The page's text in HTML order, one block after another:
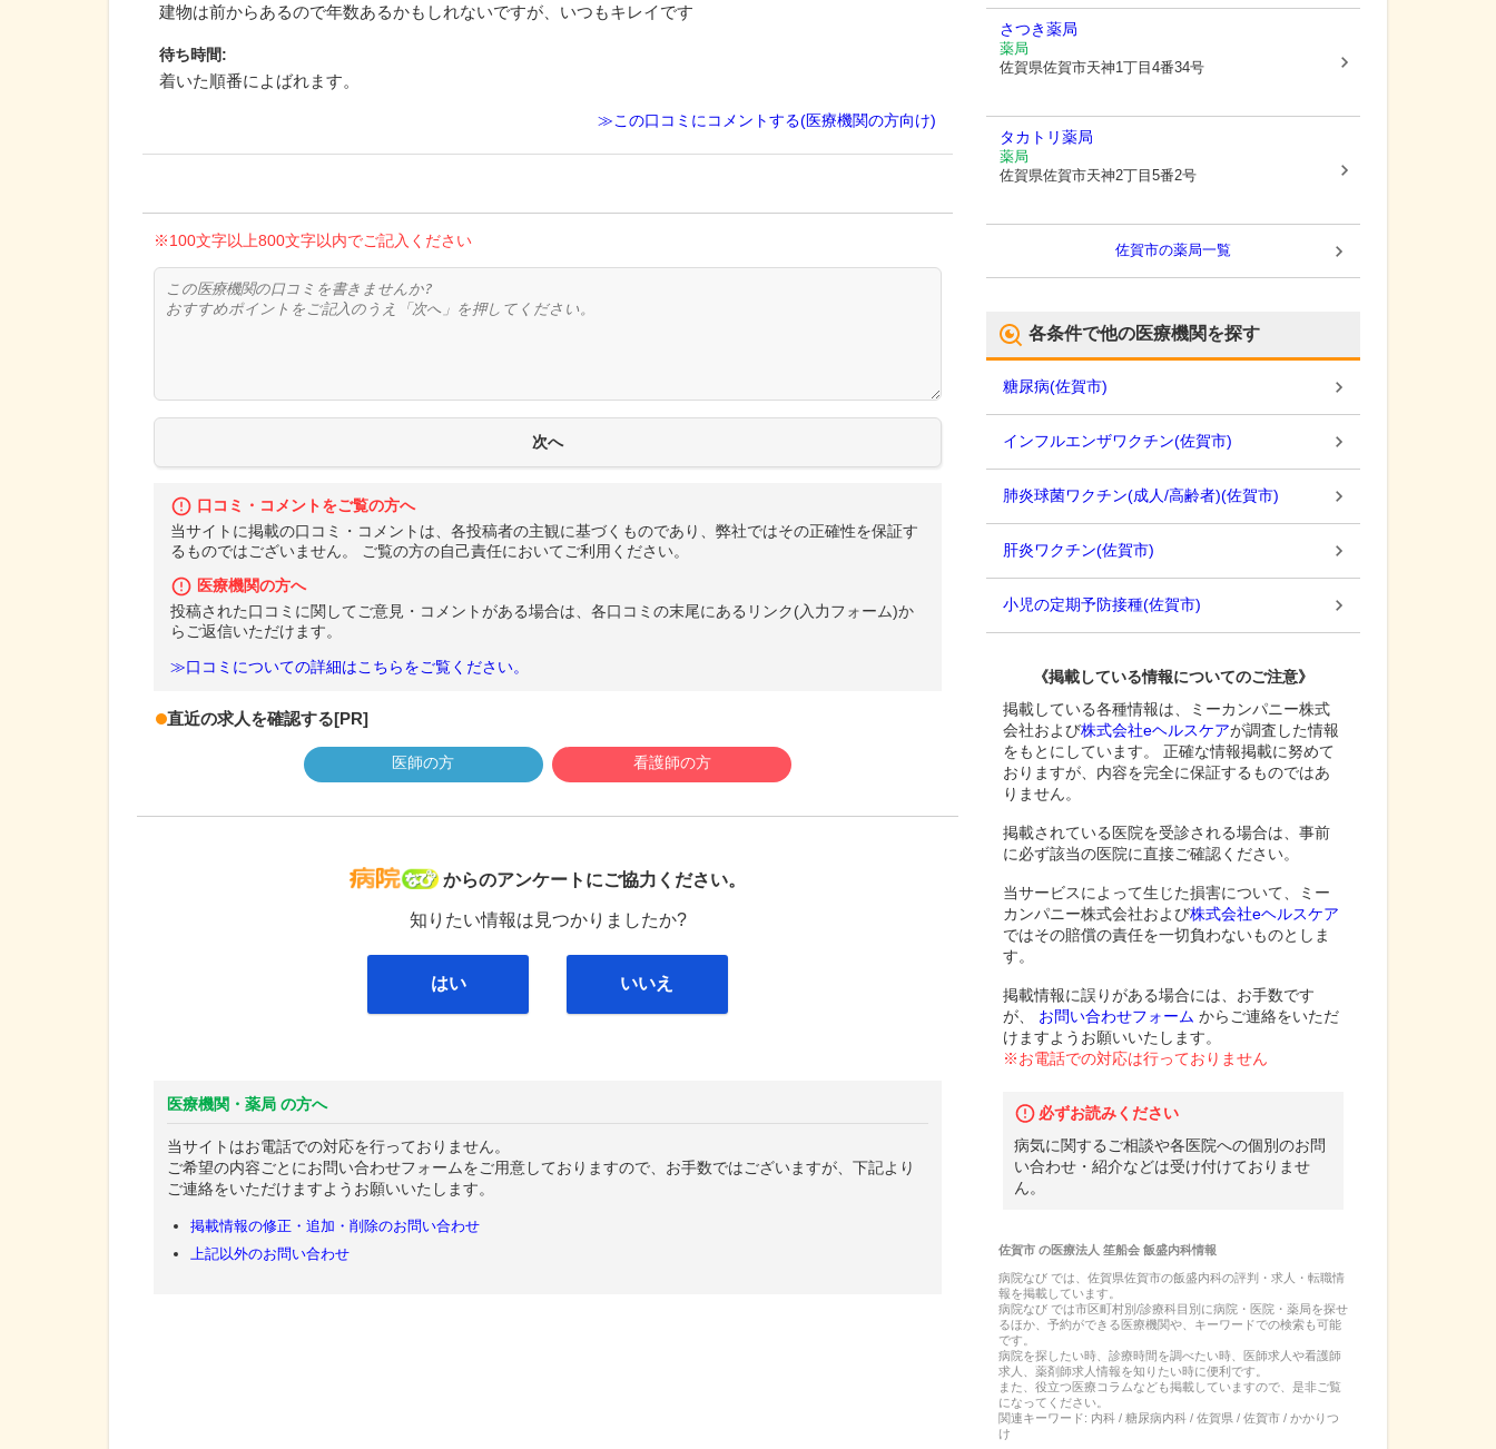
建物は前からあるので年数あるかもしれないですが、いつもキレイです
待ち時間:
着いた順番によばれます。
≫この口コミにコメントする(医療機関の方向け)
※100文字以上800文字以内でご記入ください
口コミ・コメントをご覧の方へ
当サイトに掲載の口コミ・コメントは、各投稿者の主観に基づくものであり、弊社ではその正確性を保証す
るものではございません。 ご覧の方の自己責任においてご利用ください。
医療機関の方へ
投稿された口コミに関してご意見・コメントがある場合は、各口コミの末尾にあるリンク(入力フォーム)か
らご返信いただけます。
≫口コミについての詳細はこちらをご覧ください。
直近の求人を確認する[PR]
医師の方 看護師の方
病院なび
からのアンケートにご協力ください。
知りたい情報は見つかりましたか?
はい いいえ
医療機関・薬局 の方へ
当サイトはお電話での対応を行っておりません。
ご希望の内容ごとにお問い合わせフォームをご用意しておりますので、お手数ではございますが、下記より
ご連絡をいただけますようお願いいたします。
掲載情報の修正・追加・削除のお問い合わせ
上記以外のお問い合わせ
さつき薬局
薬局
佐賀県佐賀市天神1丁目4番34号
タカトリ薬局
薬局
佐賀県佐賀市天神2丁目5番2号
佐賀市の薬局一覧
各条件で他の医療機関を探す
糖尿病(佐賀市)
インフルエンザワクチン(佐賀市)
肺炎球菌ワクチン(成人/高齢者)(佐賀市)
肝炎ワクチン(佐賀市)
小児の定期予防接種(佐賀市)
《掲載している情報についてのご注意》
掲載している各種情報は、ミーカンパニー株式
会社および株式会社eヘルスケアが調査した情報
をもとにしています。 正確な情報掲載に努めて
おりますが、内容を完全に保証するものではあ
りません。
掲載されている医院を受診される場合は、事前
に必ず該当の医院に直接ご確認ください。
当サービスによって生じた損害について、ミー
カンパニー株式会社および株式会社eヘルスケア
ではその賠償の責任を一切負わないものとしま
す。
掲載情報に誤りがある場合には、お手数です
が、
お問い合わせフォーム からご連絡をいただ
けますようお願いいたします。
※お電話での対応は行っておりません
必ずお読みください
病気に関するご相談や各医院への個別のお問
い合わせ・紹介などは受け付けておりませ
ん。
佐賀市の医療法人 笙船会 飯盛内科情報
病院なび では、 佐賀県佐賀市の飯盛内科の評判・求人・転職情
報を掲載しています。
病院なび では市区町村別/診療科目別に病院・医院・薬局を探せ
るほか、予約ができる医療機関や、キーワードでの検索も可能
です。
病院を探したい時、診療時間を調べたい時、医師求人や看護師
求人、薬剤師求人情報を知りたい時に便利です。
また、役立つ医療コラムなども掲載していますので、是非ご覧
になってください。
関連キーワード: 内科 / 糖尿病内科 / 佐賀県 / 佐賀市 / かかりつ
け